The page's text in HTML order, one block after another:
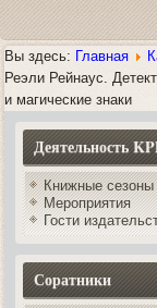
Вы здесь: Главная
Реэли Рейнаус.
и магические знаки
Деятельность
Книжные сезоны
Мероприятия
Гости
Соратники